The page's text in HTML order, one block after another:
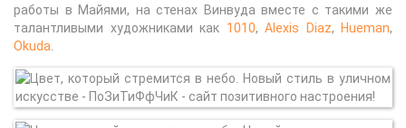
работы в Майями, на стенах Винвуда вместе с такими же
талантливыми художниками как 1010, Alexis Diaz, Hueman,
Okuda